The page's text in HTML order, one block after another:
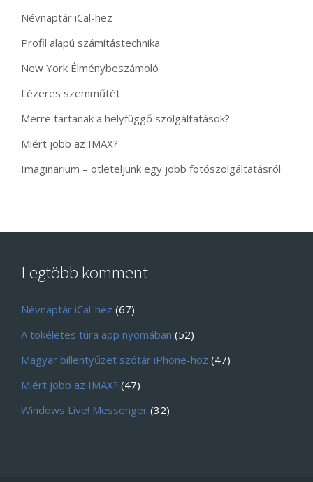
Névnaptár iCal-hez
Profil alapú számítástechnika
New York Élménybeszámoló
Lézeres szemműtét
Merre tartanak a helyfüggő szolgáltatások?
Miért jobb az IMAX?
Imaginarium – ötleteljünk egy jobb fotószolgáltatásról
Legtöbb komment
Névnaptár iCal-hez (67)
A tökéletes túra app nyomában (52)
Magyar billentyűzet szótár iPhone-hoz (47)
Miért jobb az IMAX? (47)
Windows Live! Messenger (32)